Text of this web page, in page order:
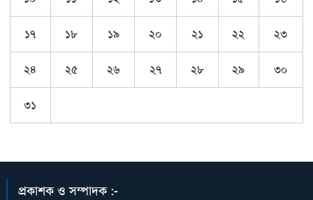
১৭ ১৮ ১৯ ২০ ২১ ২২ ২৩
২৪ ২৫ ২৬ ২৭ ২৮ ২৯ ৩০
৩১
প্রকাশক ও সম্পাদক :-